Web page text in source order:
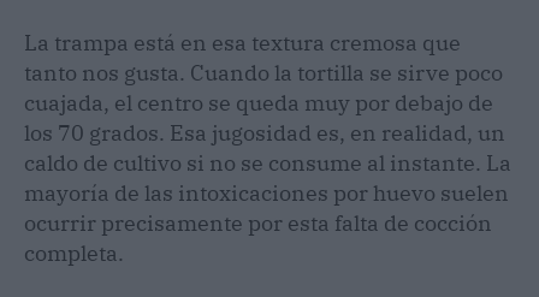
La trampa está en esa textura cremosa que
tanto nos gusta. Cuando la tortilla se sirve poco
cuajada, el centro se queda muy por debajo de
los 70 grados. Esa jugosidad es, en realidad, un
caldo de cultivo si no se consume al instante. La
mayoría de las intoxicaciones por huevo suelen
ocurrir precisamente por esta falta de cocción
completa.